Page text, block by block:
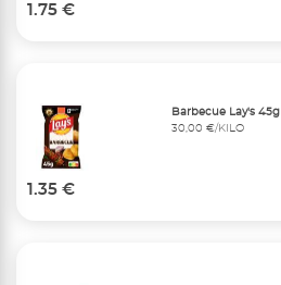
1.75 €
Barbecue Lay's 45g
30,00 €/KILO
1.35 €